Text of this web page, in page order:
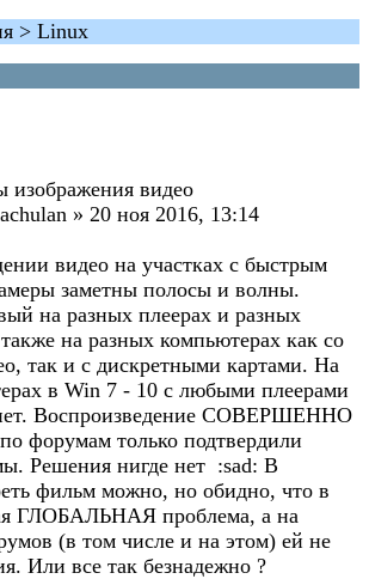
> Linux
изображения видео
» 20 ноя 2016, 13:14
видео на участках с быстрым
заметны полосы и волны.
на разных плеерах и разных
на разных компьютерах как со
так и с дискретными картами. На
в Win 7 - 10 с любыми плеерами
Воспроизведение СОВЕРШЕННО
форумам только подтвердили
Решения нигде нет :sad: В
фильм можно, но обидно, что в
ГЛОБАЛЬНАЯ проблема, а на
(в том числе и на этом) ей не
Или все так безнадежно ?